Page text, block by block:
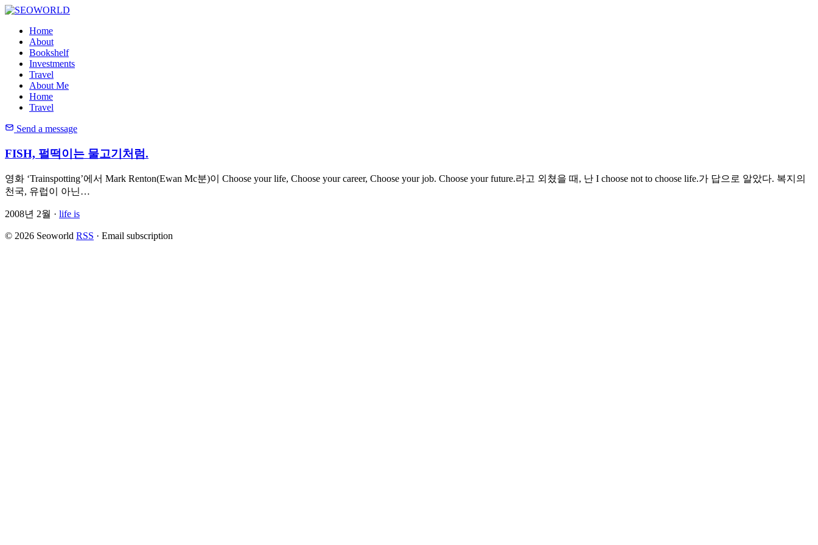
Home
About
Bookshelf
Investments
Travel
About Me
Home
Travel
Send a message
FISH, 펄떡이는 물고기처럼.
영화 ‘Trainspotting’에서 Mark Renton(Ewan Mc분)이 Choose your life, Choose your career, Choose your job. Choose your future.라고 외쳤을 때, 난 I choose not to choose life.가 답으로 알았다. 복지의
천국, 유럽이 아닌…
2008년 2월 · life is
© 2026 Seoworld RSS · Email subscription